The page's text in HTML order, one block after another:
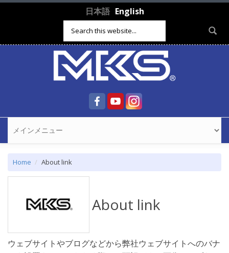
Skip to main content 日本語 English
Search form
Home About link
About link
ウェブサイトやブログなどから弊社ウェブサイトへのバナ